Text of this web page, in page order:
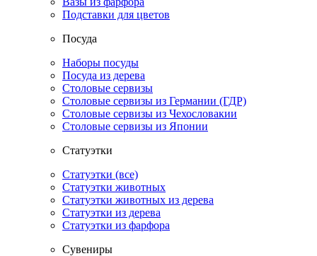
Подставки для цветов
Посуда
Наборы посуды
Посуда из дерева
Столовые сервизы
Столовые сервизы из Германии (ГДР)
Столовые сервизы из Чехословакии
Столовые сервизы из Японии
Статуэтки
Статуэтки (все)
Статуэтки животных
Статуэтки животных из дерева
Статуэтки из дерева
Статуэтки из фарфора
Сувениры